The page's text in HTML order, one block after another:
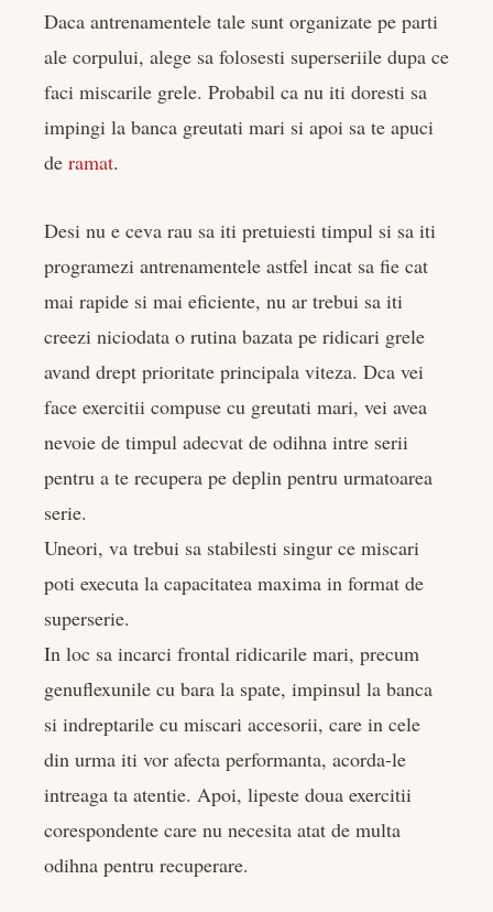
Daca antrenamentele tale sunt organizate pe parti
ale corpului, alege sa folosesti superseriile dupa ce
faci miscarile grele. Probabil ca nu iti doresti sa
impingi la banca greutati mari si apoi sa te apuci
de ramat.
Desi nu e ceva rau sa iti pretuiesti timpul si sa iti
programezi antrenamentele astfel incat sa fie cat
mai rapide si mai eficiente, nu ar trebui sa iti
creezi niciodata o rutina bazata pe ridicari grele
avand drept prioritate principala viteza. Dca vei
face exercitii compuse cu greutati mari, vei avea
nevoie de timpul adecvat de odihna intre serii
pentru a te recupera pe deplin pentru urmatoarea
serie.
Uneori, va trebui sa stabilesti singur ce miscari
poti executa la capacitatea maxima in format de
superserie.
In loc sa incarci frontal ridicarile mari, precum
genuflexunile cu bara la spate, impinsul la banca
si indreptarile cu miscari accesorii, care in cele
din urma iti vor afecta performanta, acorda-le
intreaga ta atentie. Apoi, lipeste doua exercitii
corespondente care nu necesita atat de multa
odihna pentru recuperare.